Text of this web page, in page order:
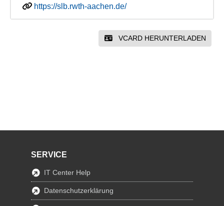
https://slb.rwth-aachen.de/
VCARD HERUNTERLADEN
SERVICE
IT Center Help
Datenschutzerklärung